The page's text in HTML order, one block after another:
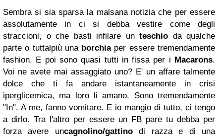
Sembra si sia sparsa la malsana notizia che per essere
assolutamente in ci si debba vestire come degli
straccioni, o che basti infilare un teschio da qualche
parte o tuttalpiù una borchiaper essere tremendamente
fashion. E poi sono quasi tutti in fissa per i Macarons.
Voi ne avete mai assaggiato uno? E' un affare talmente
dolce che ti fa andare istantaneamente in crisi
iperglicemica, ma loro li amano. Sono tremendamente
"In". A me, fanno vomitare. E io mangio di tutto, ci tengo
a dirlo. Tra l'altro per essere un FB pare tu debba per
forza avere uncagnolino/gattinodi razza e di una